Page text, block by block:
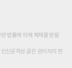
법률에 의해 제재를 받을
신공격성 글은 관리자의 판